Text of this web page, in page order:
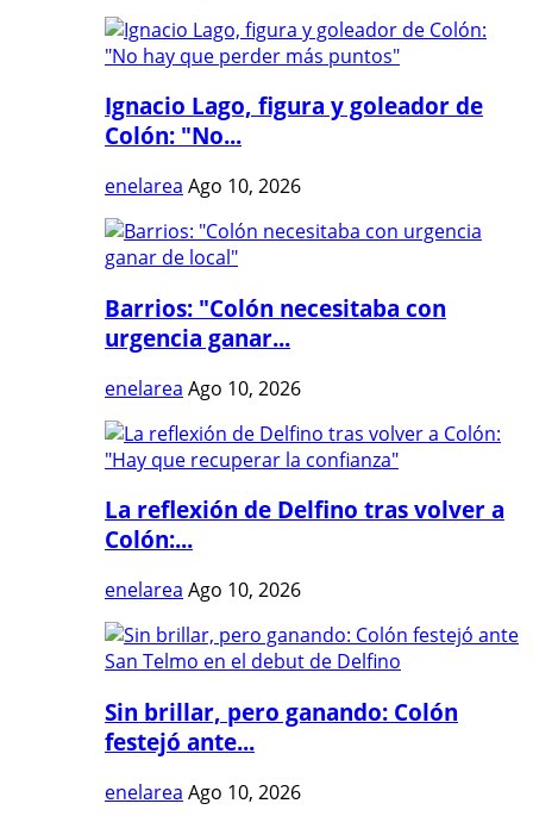
Ignacio Lago, figura y goleador de
Colón: "No...
enelarea Ago 10, 2026
Barrios: "Colón necesitaba con
urgencia ganar...
enelarea Ago 10, 2026
La reflexión de Delfino tras volver a
Colón:...
enelarea Ago 10, 2026
Sin brillar, pero ganando: Colón
festejó ante...
enelarea Ago 10, 2026